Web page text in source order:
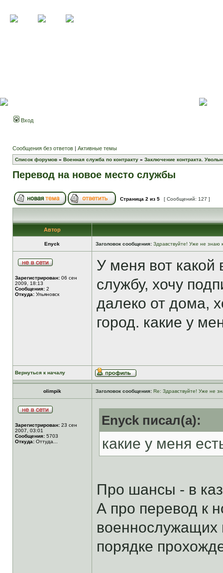
Вход
Сообщения без ответов | Активные темы
Список форумов » Военная служба по контракту » Заключение контракта.
Перевод на новое место службы
Страница 2 из 5 [ Сообщений: 127 ]
Автор
Enyck Заголовок сообщения: Здравствуйте! Уже не знаю
Зарегистрирован: 06 сен
2009, 18:13
Сообщения: 2
Откуда: Ульяновск
У меня вот какой
службу, хочу
далеко от дома,
город. какие у
Вернуться к началу
olimpik Заголовок сообщения: Re: Здравствуйте! Уже не
Зарегистрирован: 23 сен
2007, 03:01
Сообщения: 5703
Откуда: Оттуда...
Enyck писал(а):
какие у меня
Про шансы - в
А про перевод к
военнослужащих
порядке